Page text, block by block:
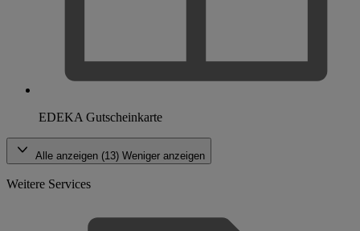
EDEKA Gutscheinkarte
Alle anzeigen (13) Weniger anzeigen
Weitere Services